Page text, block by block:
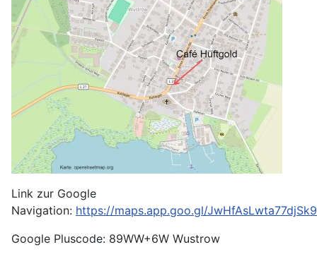
Link zur Google
Navigation: https://maps.app.goo.gl/JwHfAsLwta77djSk9
Google Pluscode: 89WW+6W Wustrow